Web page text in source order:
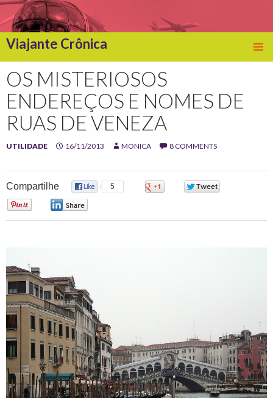
Viajante Crônica
TO
CONTENT
OS MISTERIOSOS
ENDEREÇOS E NOMES DE
RUAS DE VENEZA
UTILIDADE 16/11/2013 MONICA 8 COMMENTS
Compartilhe 5